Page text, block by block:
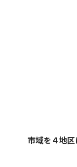
市域を４地